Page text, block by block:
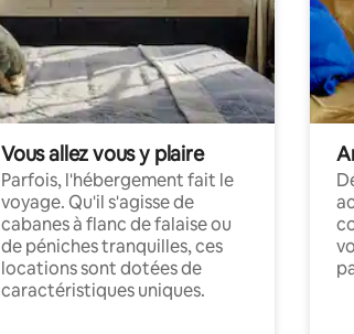
Vous allez vous y plaire
Parfois, l'hébergement fait le
voyage. Qu'il s'agisse de
cabanes à flanc de falaise ou
de péniches tranquilles, ces
locations sont dotées de
caractéristiques uniques.